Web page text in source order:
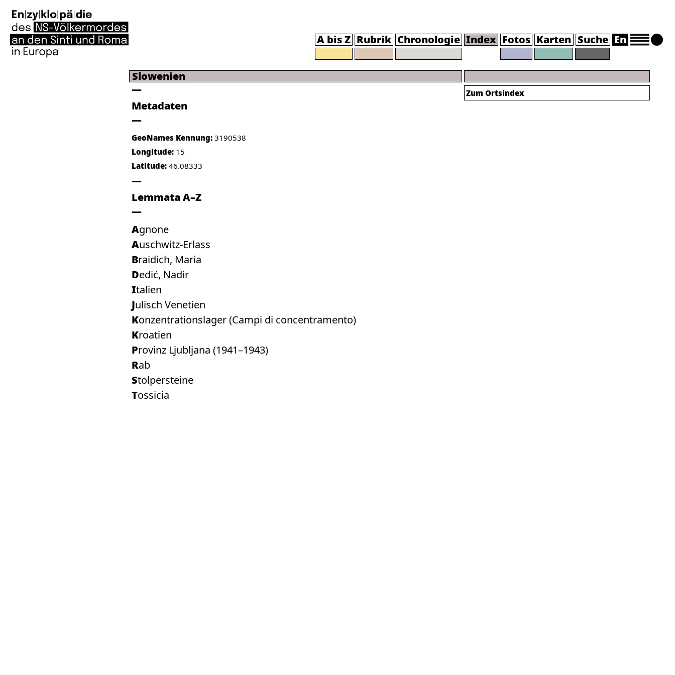
A bis Z Rubrik Chronologie Index Fotos Karten Suche En
Slowenien
Metadaten
GeoNames Kennung: 3190538
Longitude: 15
Latitude: 46.08333
Lemmata A–Z
Agnone
Auschwitz-Erlass
Braidich, Maria
Dedić, Nadir
Italien
Julisch Venetien
Konzentrationslager (Campi di concentramento)
Kroatien
Provinz Ljubljana (1941–1943)
Rab
Stolpersteine
Tossicia
Zum Ortsindex